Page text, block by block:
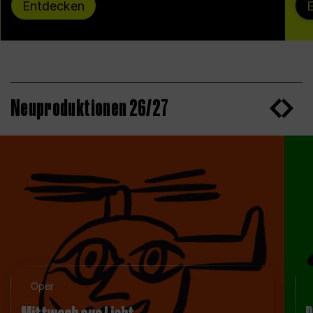
Entdecken
Neuproduktionen 26/27
Oper